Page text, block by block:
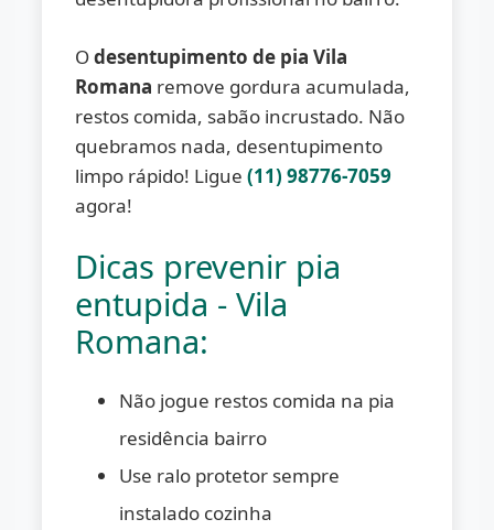
Odesentupimento de pia Vila
Romana remove gordura acumulada,
restos comida, sabão incrustado. Não
quebramos nada, desentupimento
limpo rápido! Ligue(11) 98776-7059
agora!
Dicas prevenir pia
entupida - Vila
Romana:
Não jogue restos comida na pia
residência bairro
Use ralo protetor sempre
instalado cozinha